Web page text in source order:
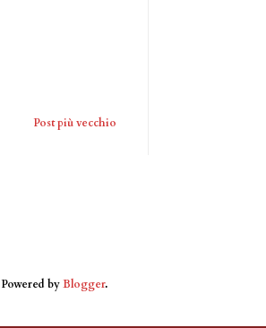
Post più vecchio
Powered byBlogger.